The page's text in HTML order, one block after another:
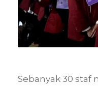
Sebanyak 30 staf